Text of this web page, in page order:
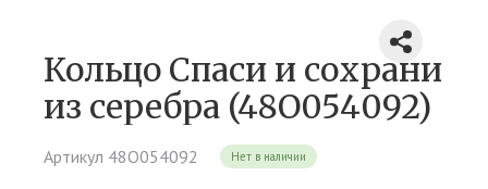
Кольцо Спаси и сохрани
из серебра (48О054092)
Артикул 48О054092 Нет в наличии